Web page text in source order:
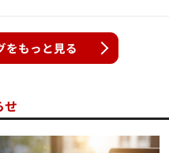
をもっと見る
せ